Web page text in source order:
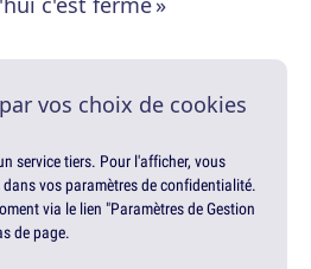
vos choix de cookies
service tiers. Pour l'afficher, vous
vos paramètres de confidentialité.
via le lien "Paramètres de Gestion
de page.